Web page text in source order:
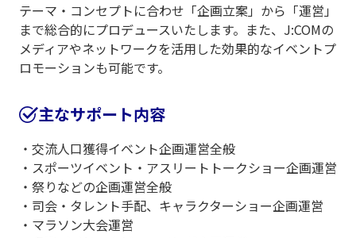
テーマ・コンセプトに合わせ「企画立案」から「運営」
まで総合的にプロデュースいたします。また、J:COMの
メディアやネットワークを活用した効果的なイベントプ
ロモーションも可能です。
主なサポート内容
交流人口獲得イベント企画運営全般
スポーツイベント・アスリートトークショー企画運営
祭りなどの企画運営全般
司会・タレント手配、キャラクターショー企画運営
マラソン大会運営